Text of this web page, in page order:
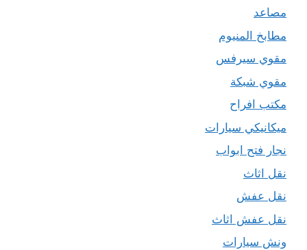
مصاعد
مطابخ المنيوم
مقوي سيرفس
مقوي شبكة
مكتب افراح
ميكانيكي سيارات
نجار فتح ابواب
نقل اثاث
نقل عفش
نقل عفش اثاث
ونش سيارات